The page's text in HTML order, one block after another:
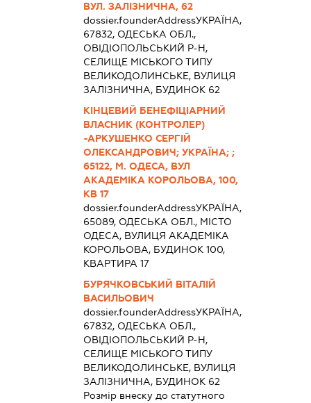
ВУЛ. ЗАЛІЗНИЧНА, 62
dossier.founderAddressУКРАЇНА,
67832, ОДЕСЬКА ОБЛ.,
ОВІДІОПОЛЬСЬКИЙ Р-Н,
СЕЛИЩЕ МІСЬКОГО ТИПУ
ВЕЛИКОДОЛИНСЬКЕ, ВУЛИЦЯ
ЗАЛІЗНИЧНА, БУДИНОК 62
КІНЦЕВИЙ БЕНЕФІЦІАРНИЙ
ВЛАСНИК (КОНТРОЛЕР)
-АРКУШЕНКО СЕРГІЙ
ОЛЕКСАНДРОВИЧ; УКРАЇНА; ;
65122, М. ОДЕСА, ВУЛ
АКАДЕМІКА КОРОЛЬОВА, 100,
КВ 17
dossier.founderAddressУКРАЇНА,
65089, ОДЕСЬКА ОБЛ., МІСТО
ОДЕСА, ВУЛИЦЯ АКАДЕМІКА
КОРОЛЬОВА, БУДИНОК 100,
КВАРТИРА 17
БУРЯЧКОВСЬКИЙ ВІТАЛІЙ
ВАСИЛЬОВИЧ
dossier.founderAddressУКРАЇНА,
67832, ОДЕСЬКА ОБЛ.,
ОВІДІОПОЛЬСЬКИЙ Р-Н,
СЕЛИЩЕ МІСЬКОГО ТИПУ
ВЕЛИКОДОЛИНСЬКЕ, ВУЛИЦЯ
ЗАЛІЗНИЧНА, БУДИНОК 62
Розмір внеску до статутного